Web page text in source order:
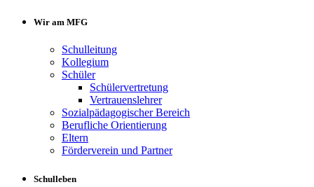
Wir am MFG
Schulleitung
Kollegium
Schüler
Schülervertretung
Vertrauenslehrer
Sozialpädagogischer Bereich
Berufliche Orientierung
Eltern
Förderverein und Partner
Schulleben